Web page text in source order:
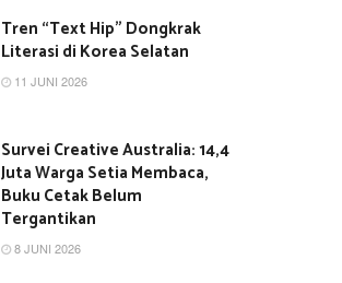
Tren “Text Hip” Dongkrak
Literasi di Korea Selatan
11 JUNI 2026
Survei Creative Australia: 14,4
Juta Warga Setia Membaca,
Buku Cetak Belum
Tergantikan
8 JUNI 2026